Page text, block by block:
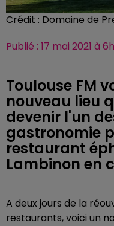
Crédit : Domaine de
Publié : 17 mai 2021 à
Toulouse FM
nouveau lieu
devenir l'un
gastronomie
restaurant
Lambinon en
A deux jours de la
restaurants, voici un